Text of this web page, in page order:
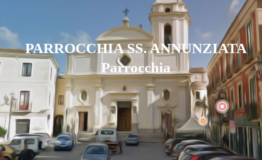
PARROCCHIA SS. ANNUNZIATA
Parrocchia